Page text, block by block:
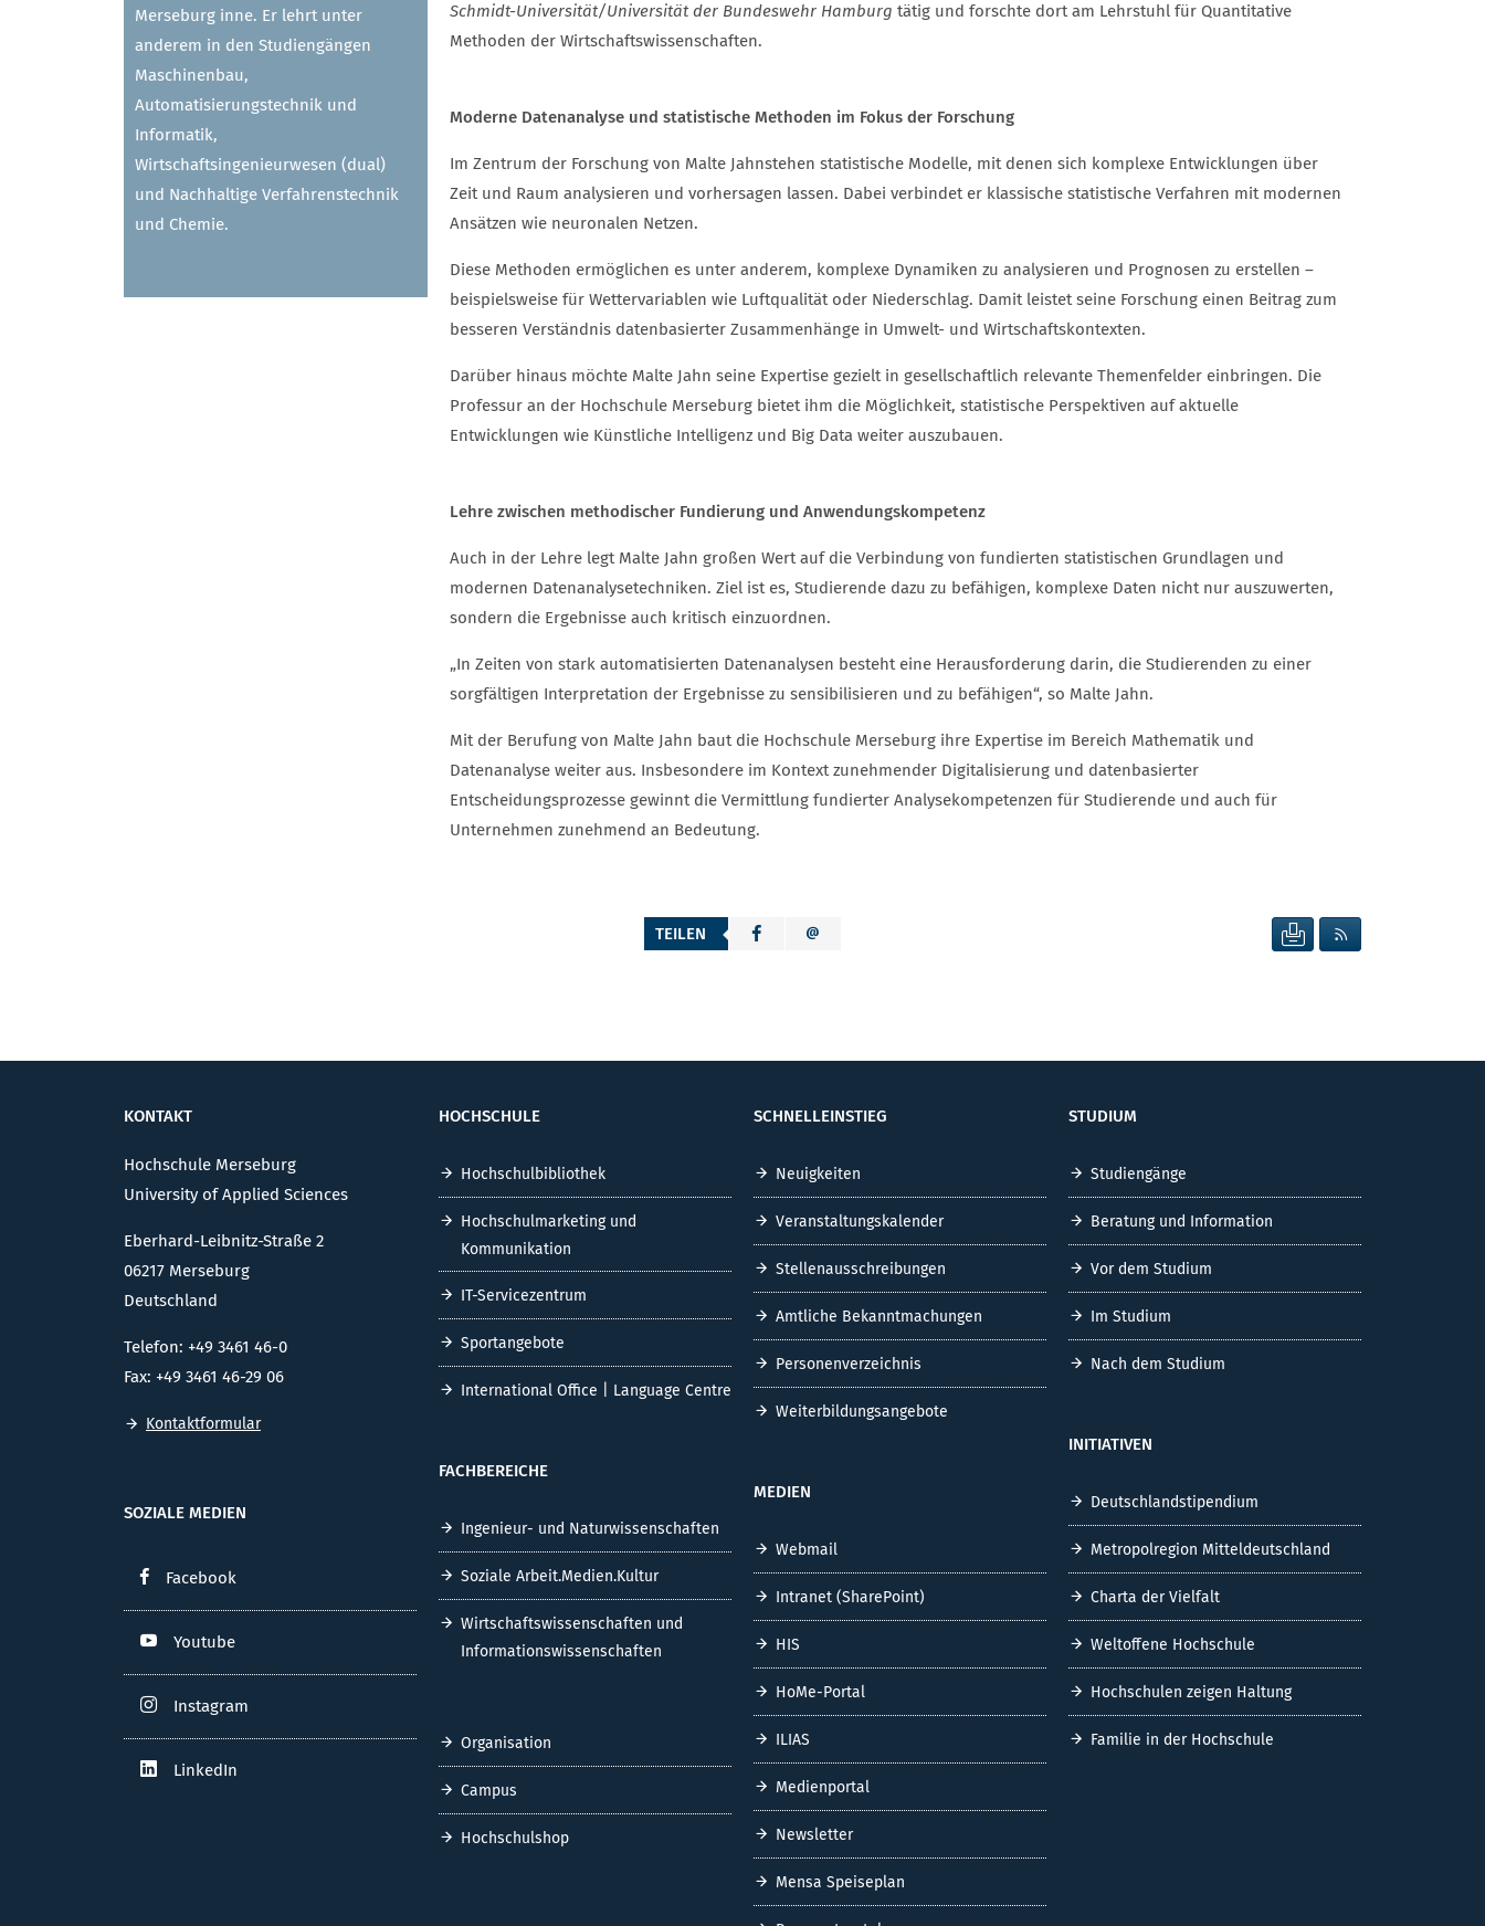
Merseburg inne. Er lehrt unter
anderem in den Studiengängen
Maschinenbau,
Automatisierungstechnik und
Informatik,
Wirtschaftsingenieurwesen (dual)
und Nachhaltige Verfahrenstechnik
und Chemie.
Schmidt-Universität/Universität der Bundeswehr Hamburg tätig und forschte dort am Lehrstuhl für Quantitative
Methoden der Wirtschaftswissenschaften.
Moderne Datenanalyse und statistische Methoden im Fokus der Forschung
Im Zentrum der Forschung von Malte Jahnstehen statistische Modelle, mit denen sich komplexe Entwicklungen über
Zeit und Raum analysieren und vorhersagen lassen. Dabei verbindet er klassische statistische Verfahren mit modernen
Ansätzen wie neuronalen Netzen.
Diese Methoden ermöglichen es unter anderem, komplexe Dynamiken zu analysieren und Prognosen zu erstellen –
beispielsweise für Wettervariablen wie Luftqualität oder Niederschlag. Damit leistet seine Forschung einen Beitrag zum
besseren Verständnis datenbasierter Zusammenhänge in Umwelt- und Wirtschaftskontexten.
Darüber hinaus möchte Malte Jahn seine Expertise gezielt in gesellschaftlich relevante Themenfelder einbringen. Die
Professur an der Hochschule Merseburg bietet ihm die Möglichkeit, statistische Perspektiven auf aktuelle
Entwicklungen wie Künstliche Intelligenz und Big Data weiter auszubauen.
Lehre zwischen methodischer Fundierung und Anwendungskompetenz
Auch in der Lehre legt Malte Jahn großen Wert auf die Verbindung von fundierten statistischen Grundlagen und
modernen Datenanalysetechniken. Ziel ist es, Studierende dazu zu befähigen, komplexe Daten nicht nur auszuwerten,
sondern die Ergebnisse auch kritisch einzuordnen.
„In Zeiten von stark automatisierten Datenanalysen besteht eine Herausforderung darin, die Studierenden zu einer
sorgfältigen Interpretation der Ergebnisse zu sensibilisieren und zu befähigen“, so Malte Jahn.
Mit der Berufung von Malte Jahn baut die Hochschule Merseburg ihre Expertise im Bereich Mathematik und
Datenanalyse weiter aus. Insbesondere im Kontext zunehmender Digitalisierung und datenbasierter
Entscheidungsprozesse gewinnt die Vermittlung fundierter Analysekompetenzen für Studierende und auch für
Unternehmen zunehmend an Bedeutung.
TEILEN SEITE DRUCKEN
KONTAKT
Hochschule Merseburg
University of Applied Sciences
Eberhard-Leibnitz-Straße 2
06217 Merseburg
Deutschland
Telefon: +49 3461 46-0
Fax: +49 3461 46-29 06
Kontaktformular
SOZIALE MEDIEN
Facebook
Youtube
Instagram
LinkedIn
HOCHSCHULE
Hochschulbibliothek
Hochschulmarketing und
Kommunikation
IT-Servicezentrum
Sportangebote
International Office | Language Centre
FACHBEREICHE
Ingenieur- und Naturwissenschaften
Soziale Arbeit.Medien.Kultur
Wirtschaftswissenschaften und
Informationswissenschaften
Organisation
Campus
Hochschulshop
SCHNELLEINSTIEG
Neuigkeiten
Veranstaltungskalender
Stellenausschreibungen
Amtliche Bekanntmachungen
Personenverzeichnis
Weiterbildungsangebote
MEDIEN
Webmail
Intranet (SharePoint)
HIS
HoMe-Portal
ILIAS
Medienportal
Newsletter
Mensa Speiseplan
STUDIUM
Studiengänge
Beratung und Information
Vor dem Studium
Im Studium
Nach dem Studium
INITIATIVEN
Deutschlandstipendium
Metropolregion Mitteldeutschland
Charta der Vielfalt
Weltoffene Hochschule
Hochschulen zeigen Haltung
Familie in der Hochschule